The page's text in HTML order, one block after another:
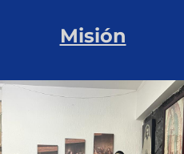
Misión